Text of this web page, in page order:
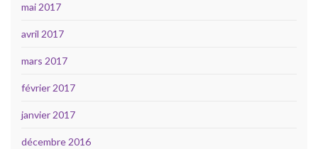
mai 2017
avril 2017
mars 2017
février 2017
janvier 2017
décembre 2016